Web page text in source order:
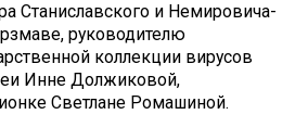
Станиславского и Немировича-
руководителю
коллекции вирусов
Инне Должиковой,
Светлане Ромашиной.